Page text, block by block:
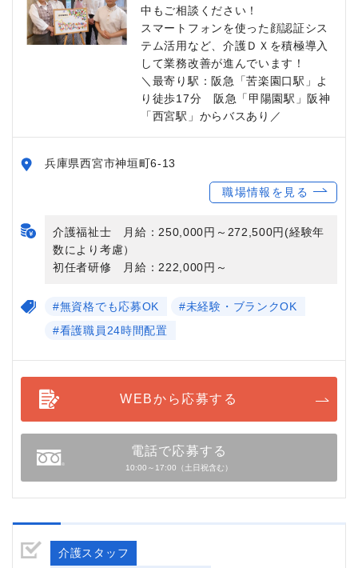
中もご相談ください！
スマートフォンを使った顔認証シス
テム活用など、介護ＤＸを積極導入
して業務改善が進んでいます！
＼最寄り駅：阪急「苦楽園口駅」よ
り徒歩17分 阪急「甲陽園駅」阪神
「西宮駅」からバスあり／
兵庫県西宮市神垣町6-13
職場情報を見る
介護福祉士 月給：250,000円～272,500円(経験年
数により考慮）
初任者研修 月給：222,000円～
#無資格でも応募OK
#未経験・ブランクOK
#看護職員24時間配置
WEBから応募する
電話で応募する
10:00～17:00（土日祝含む）
介護スタッフ